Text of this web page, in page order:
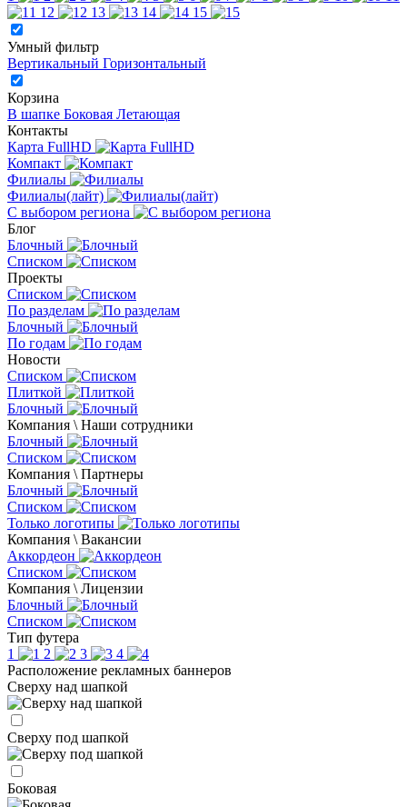
12
13 14 15
Умный фильтр
Вертикальный Горизонтальный
Корзина
В шапке Боковая Летающая
Контакты
Карта FullHD
Компакт
Филиалы
Филиалы(лайт)
С выбором региона
Блог
Блочный
Списком
Проекты
Списком
По разделам
Блочный
По годам
Новости
Списком
Плиткой
Блочный
Компания \ Наши сотрудники
Блочный
Списком
Компания \ Партнеры
Блочный
Списком
Только логотипы
Компания \ Вакансии
Аккордеон
Списком
Компания \ Лицензии
Блочный
Списком
Тип футера
1
2 3
4
Расположение рекламных баннеров
Сверху над шапкой
Сверху под шапкой
Боковая